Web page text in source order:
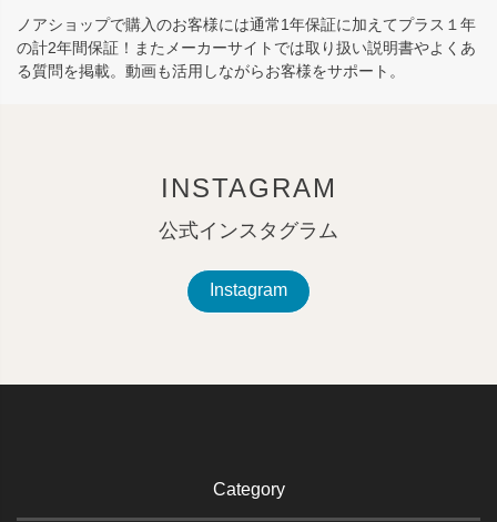
ノアショップで購入のお客様には通常1年保証に加えてプラス１年
の計2年間保証！またメーカーサイトでは取り扱い説明書やよくあ
る質問を掲載。動画も活用しながらお客様をサポート。
INSTAGRAM
公式インスタグラム
Instagram
Category